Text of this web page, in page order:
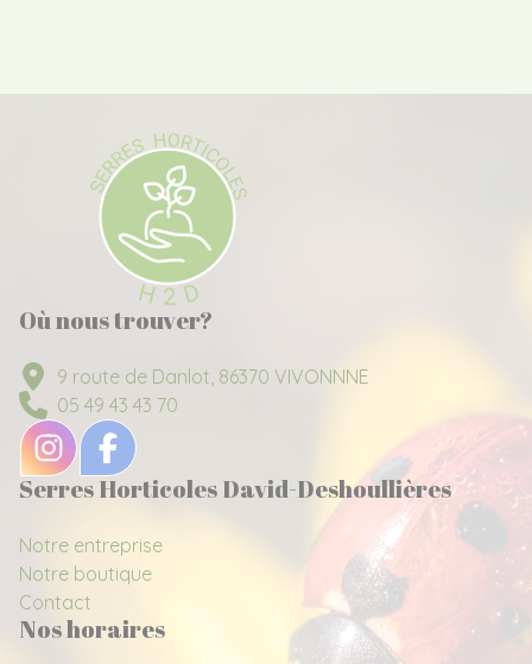
Où nous trouver?
9 route de Danlot, 86370 VIVONNNE
05 49 43 43 70
Serres Horticoles David-Deshoullières
Notre entreprise
Notre boutique
Contact
Nos horaires